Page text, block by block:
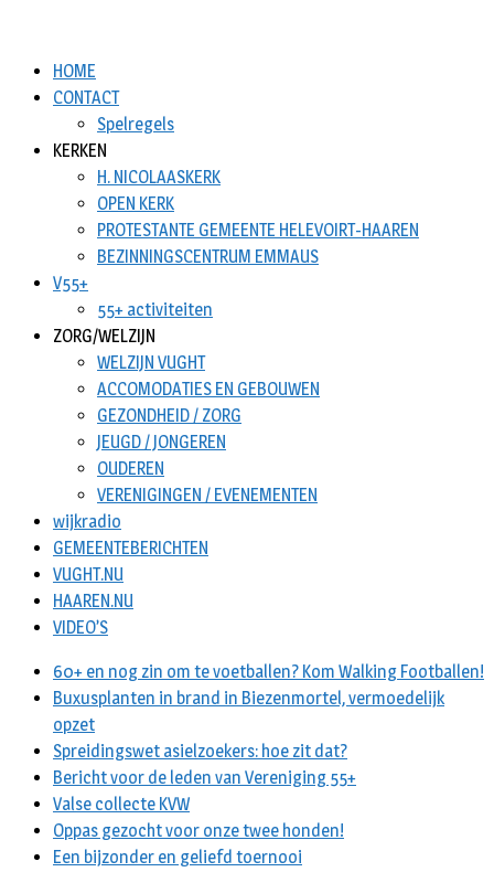
HOME
CONTACT
Spelregels
KERKEN
H. NICOLAASKERK
OPEN KERK
PROTESTANTE GEMEENTE HELEVOIRT-HAAREN
BEZINNINGSCENTRUM EMMAUS
V55+
55+ activiteiten
ZORG/WELZIJN
WELZIJN VUGHT
ACCOMODATIES EN GEBOUWEN
GEZONDHEID / ZORG
JEUGD / JONGEREN
OUDEREN
VERENIGINGEN / EVENEMENTEN
wijkradio
GEMEENTEBERICHTEN
VUGHT.NU
HAAREN.NU
VIDEO’S
60+ en nog zin om te voetballen? Kom Walking Footballen!
Buxusplanten in brand in Biezenmortel, vermoedelijk
opzet
Spreidingswet asielzoekers: hoe zit dat?
Bericht voor de leden van Vereniging 55+
Valse collecte KVW
Oppas gezocht voor onze twee honden!
Een bijzonder en geliefd toernooi